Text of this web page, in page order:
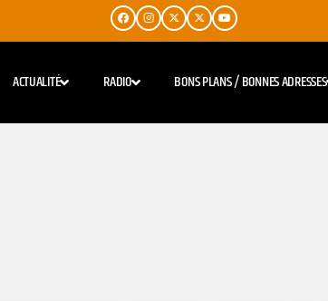
ACTUALITÉ RADIO BONS PLANS / BONNES ADRESSES